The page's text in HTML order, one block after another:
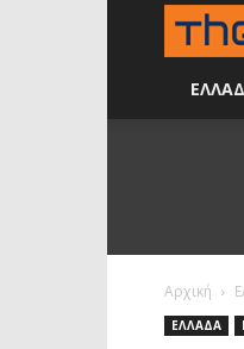
Αρχική
ΕΛΛΑΔΑ